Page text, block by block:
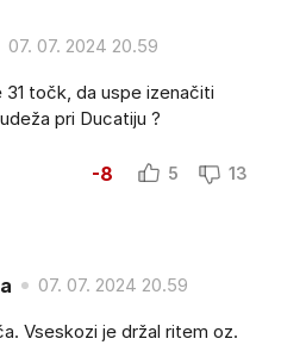
07. 07. 2024 20.59
točk, da uspe izenačiti
pri Ducatiju ?
-8 5 13
07. 07. 2024 20.59
Vseskozi je držal ritem oz.